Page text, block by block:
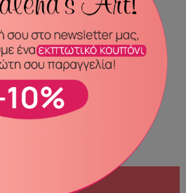
Αλυσίδα ατσάλι SKM65
15,00€
ΚΩΔΙΚΌΣ ΠΡΟΪΌΝΤΟΣ
ΔΙΑΘΕΣΙΜΌΤΗΤΑ